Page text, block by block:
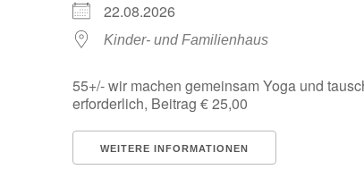
22.08.2026
Kinder- und Familienhaus
55+/- wir machen gemeinsam Yoga und
erforderlich, Beitrag € 25,00
WEITERE INFORMATIONEN